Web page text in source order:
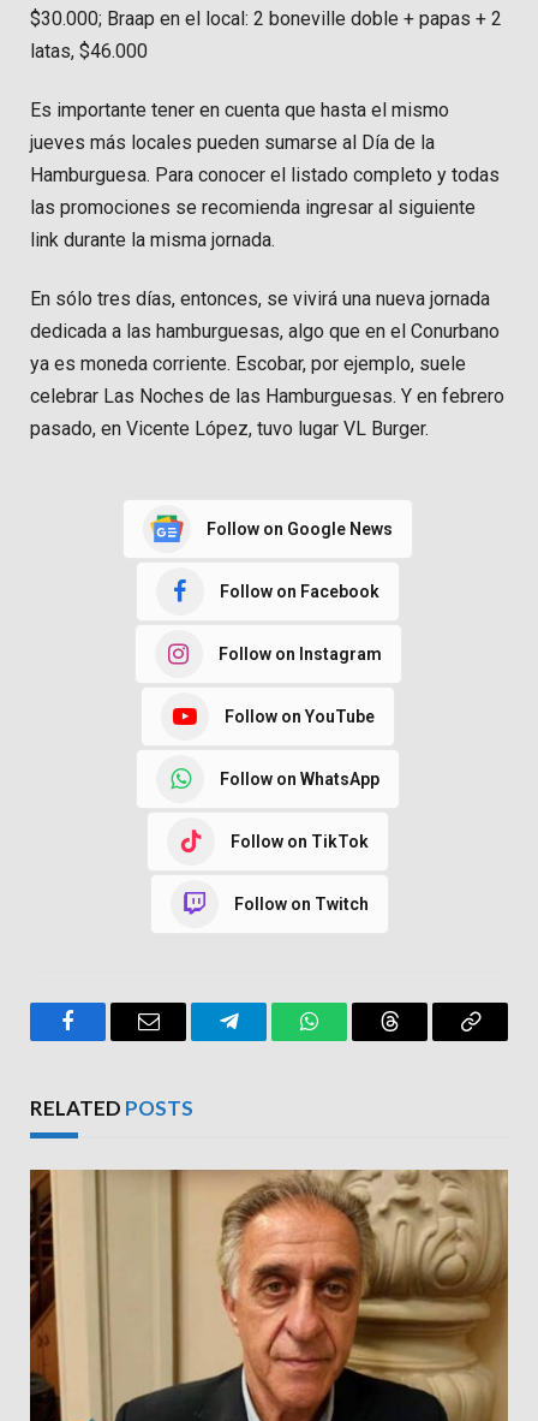
$30.000; Braap en el local: 2 boneville doble + papas + 2
latas, $46.000
Es importante tener en cuenta que hasta el mismo
jueves más locales pueden sumarse al Día de la
Hamburguesa. Para conocer el listado completo y todas
las promociones se recomienda ingresar al siguiente
link durante la misma jornada.
En sólo tres días, entonces, se vivirá una nueva jornada
dedicada a las hamburguesas, algo que en el Conurbano
ya es moneda corriente. Escobar, por ejemplo, suele
celebrar Las Noches de las Hamburguesas. Y en febrero
pasado, en Vicente López, tuvo lugar VL Burger.
Follow on Google News
Follow on Facebook
Follow on Instagram
Follow on YouTube
Follow on WhatsApp
Follow on TikTok
Follow on Twitch
FacebookEmail TelegramWhatsAppThreads Copy
RELATED POSTS